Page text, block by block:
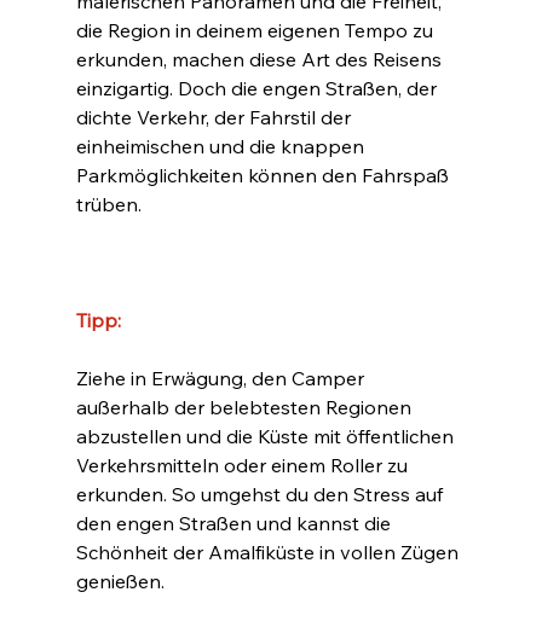
die Region in deinem eigenen Tempo zu
erkunden, machen diese Art des Reisens
einzigartig. Doch die engen Straßen, der
dichte Verkehr, der Fahrstil der
einheimischen und die knappen
Parkmöglichkeiten können den Fahrspaß
trüben.
Tipp:
Ziehe in Erwägung, den Camper
außerhalb der belebtesten Regionen
abzustellen und die Küste mit öffentlichen
Verkehrsmitteln oder einem Roller zu
erkunden. So umgehst du den Stress auf
den engen Straßen und kannst die
Schönheit der Amalfiküste in vollen Zügen
genießen.